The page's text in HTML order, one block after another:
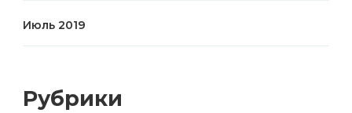
Июль 2019
Рубрики